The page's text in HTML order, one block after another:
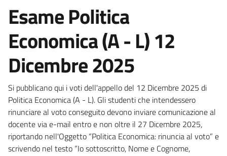
Esame Politica
Economica (A - L) 12
Dicembre 2025
Si pubblicano qui i voti dell'appello del 12 Dicembre 2025 di
Politica Economica (A - L). Gli studenti che intendessero
rinunciare al voto conseguito devono inviare comunicazione al
docente via e-mail entro e non oltre il 27 Dicembre 2025,
riportando nell'Oggetto “Politica Economica: rinuncia al voto” e
scrivendo nel testo “Io sottoscritto, Nome e Cognome,